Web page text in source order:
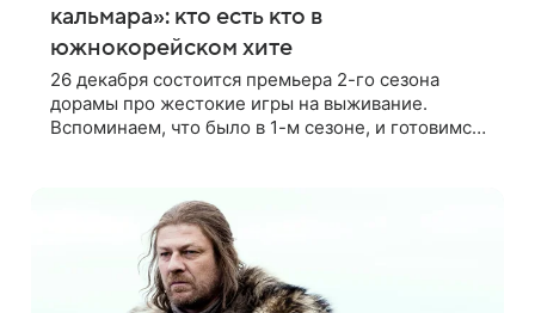
кальмара»: кто есть кто в
южнокорейском хите
26 декабря состоится премьера 2-го сезона
дорамы про жестокие игры на выживание.
Вспоминаем, что было в 1-м сезоне, и готовимся